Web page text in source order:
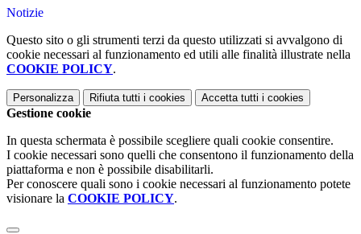
Notizie
Questo sito o gli strumenti terzi da questo utilizzati si avvalgono di
cookie necessari al funzionamento ed utili alle finalità illustrate nella
COOKIE POLICY.
Personalizza Rifiuta tutti i cookies Accetta tutti i cookies
Gestione cookie
In questa schermata è possibile scegliere quali cookie consentire.
I cookie necessari sono quelli che consentono il funzionamento della
piattaforma e non è possibile disabilitarli.
Per conoscere quali sono i cookie necessari al funzionamento potete
visionare la COOKIE POLICY.